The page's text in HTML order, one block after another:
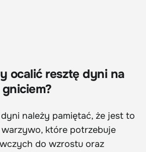
ocalić resztę dyni na
należy pamiętać, że jest to
warzywo, które potrzebuje
do wzrostu oraz